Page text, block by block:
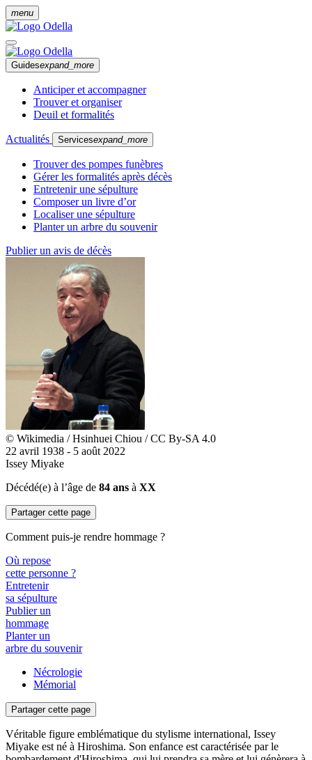
menu
Guidesexpand_more
Anticiper et accompagner
Trouver et organiser
Deuil et formalités
Actualités Servicesexpand_more
Trouver des pompes funèbres
Gérer les formalités après décès
Entretenir une sépulture
Composer un livre d’or
Localiser une sépulture
Planter un arbre du souvenir
Publier un avis de décès
© Wikimedia / Hsinhuei Chiou / CC By-SA 4.0
22 avril 1938 - 5 août 2022
Issey Miyake
Décédé(e) à l’âge de 84 ans à XX
Partager cette page
Comment puis-je rendre hommage ?
Où repose
cette personne ?
Entretenir
sa sépulture
Publier un
hommage
Planter un
arbre du souvenir
Nécrologie
Mémorial
Partager cette page
Véritable figure emblématique du stylisme international, Issey
Miyake est né à Hiroshima. Son enfance est caractérisée par le